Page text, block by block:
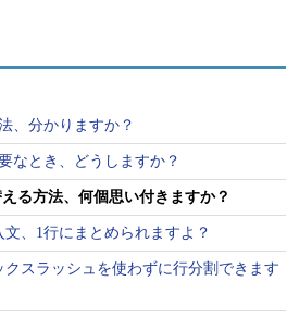
、分かりますか？
なとき、どうしますか？
る方法、何個思い付きますか？
文、1行にまとめられますよ？
クスラッシュを使わずに行分割できます